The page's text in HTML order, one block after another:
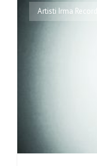
Artisti Irma Records